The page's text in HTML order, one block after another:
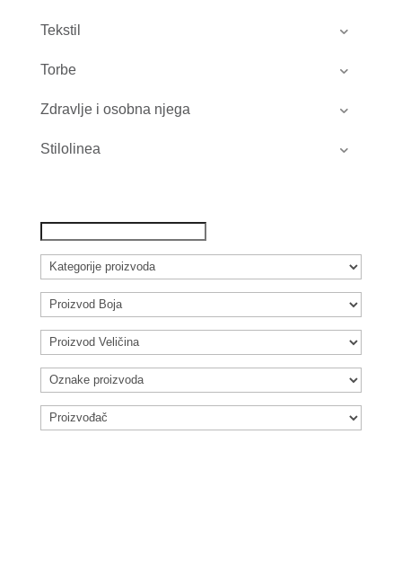
Tekstil
Torbe
Zdravlje i osobna njega
Stilolinea